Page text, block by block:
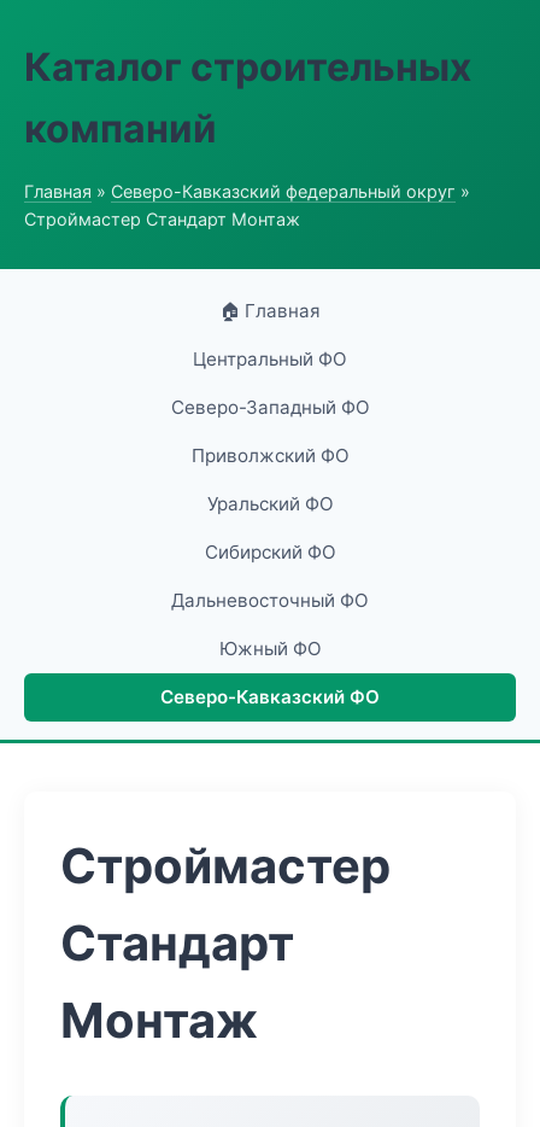
Каталог строительных
компаний
Главная » Северо-Кавказский федеральный округ »
Строймастер Стандарт Монтаж
🏠 Главная
Центральный ФО
Северо-Западный ФО
Приволжский ФО
Уральский ФО
Сибирский ФО
Дальневосточный ФО
Южный ФО
Северо-Кавказский ФО
Строймастер
Стандарт
Монтаж